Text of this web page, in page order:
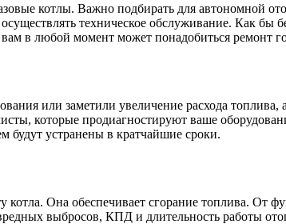
котлы. Важно подбирать для автономной
техническое обслуживание. Как бы
в любой момент может понадобиться ремонт
или заметили увеличение расхода
которые продиагностируют ваше
будут устранены в кратчайшие сроки.
котла. Она обеспечивает сгорание топлива. От
выбросов, КПД и длительность работы